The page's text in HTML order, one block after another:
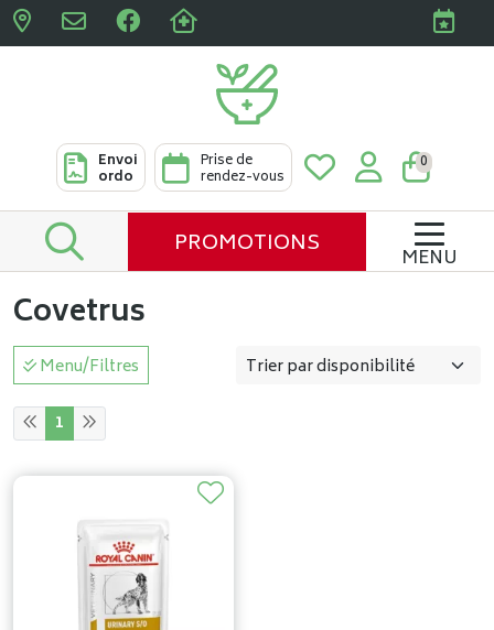
Pharmacies Clabots &
Envoi
ordo
Prise de
rendez-vous
0
PROMOTIONS MENU
Covetrus
Menu/Filtres
1